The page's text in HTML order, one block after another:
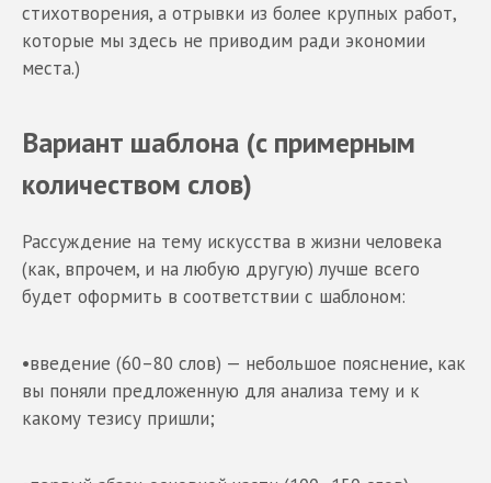
стихотворения, а отрывки из более крупных работ,
которые мы здесь не приводим ради экономии
места.)
Вариант шаблона (с примерным
количеством слов)
Рассуждение на тему искусства в жизни человека
(как, впрочем, и на любую другую) лучше всего
будет оформить в соответствии с шаблоном:
•введение (60–80 слов) — небольшое пояснение, как
вы поняли предложенную для анализа тему и к
какому тезису пришли;